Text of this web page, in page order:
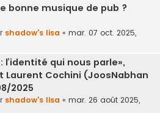
bonne musique de pub ?
shadow's lisa « mar. 07 oct. 2025,
l’identité qui nous parle»,
Laurent Cochini (JoosNabhan
2025
shadow's lisa « mar. 26 août 2025,